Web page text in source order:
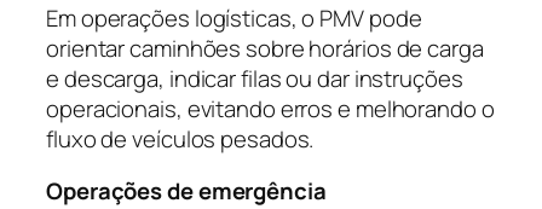
Em operações logísticas, o PMV pode
orientar caminhões sobre horários de carga
e descarga, indicar filas ou dar instruções
operacionais, evitando erros e melhorando o
fluxo de veículos pesados.
Operações de emergência